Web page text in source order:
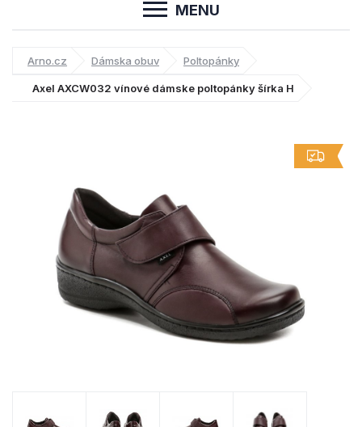
MENU
Arno.cz Dámska obuv Poltopánky
Axel AXCW032 vínové dámske poltopánky šírka H